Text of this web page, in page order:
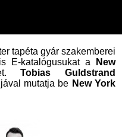
tapéta gyár szakemberei
E-katalógusukat a
New
Tobias Guldstrand
mutatja be New York